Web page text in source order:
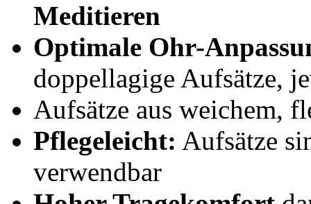
Meditieren
Optimale Ohr-
doppellagige Aufsätze,
Aufsätze aus weichem,
Pflegeleicht: Aufsätze
verwendbar